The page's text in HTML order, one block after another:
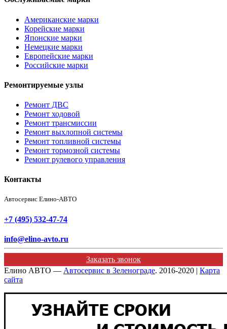
Американские марки
Корейские марки
Японские марки
Немецкие марки
Европейские марки
Российские марки
Ремонтируемые узлы
Ремонт ДВС
Ремонт ходовой
Ремонт трансмиссии
Ремонт выхлопной системы
Ремонт топливной системы
Ремонт тормозной системы
Ремонт рулевого управления
Контакты
Автосервис Елино-АВТО
+7 (495) 532-47-74
info@elino-avto.ru
Заказать звонок
Елино АВТО — Автосервис в Зеленограде. 2016-2020 | Карта
сайта